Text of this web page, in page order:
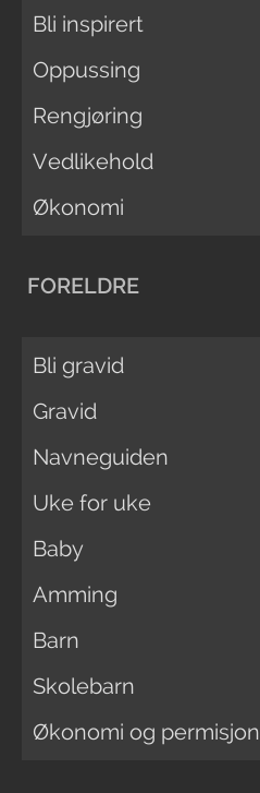
Bli inspirert
Oppussing
Rengjøring
Vedlikehold
Økonomi
FORELDRE
Bli gravid
Gravid
Navneguiden
Uke for uke
Baby
Amming
Barn
Skolebarn
Økonomi og permisjon